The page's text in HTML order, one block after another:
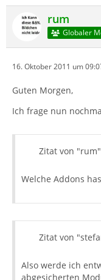
rum
Globaler
16. Oktober 2011 um
Guten Morgen,
Ich frage nun
Zitat von "rum"
Welche Addons
Zitat von
Also werde ich
abgesicherten